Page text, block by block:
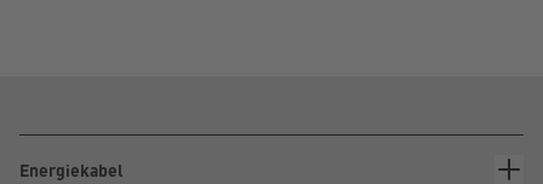
Energiekabel